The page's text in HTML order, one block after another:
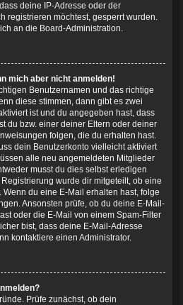
deine IP-Adresse oder der
registrieren möchtest, gesperrt wurden.
an die Board-Administration.
mich aber nicht anmelden!
Benutzernamen und das richtige
diese stimmen, dann gibt es zwei
ist und du angegeben hast, dass
du bzw. einer deiner Eltern oder deiner
folgen, die du erhalten hast.
dein Benutzerkonto vielleicht aktiviert
alle neu angemeldeten Mitglieder
musst du dies selbst erledigen
wurde dir mitgeteilt, ob eine
du eine E-Mail erhalten hast, folge
Ansonsten prüfe, ob du deine E-Mail-
oder die E-Mail von einem Spam-Filter
bist, dass deine E-Mail-Adresse
kontaktiere einen Administrator.
Prüfe zunächst, ob dein